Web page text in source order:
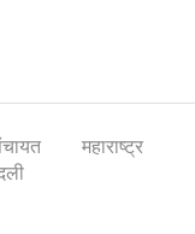
महाराष्ट्र